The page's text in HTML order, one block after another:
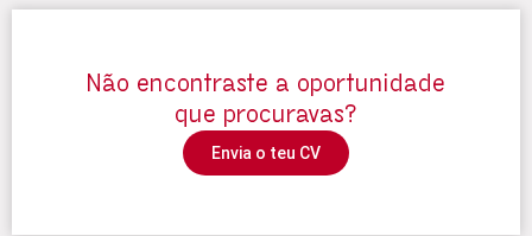
Não encontraste a oportunidade
que procuravas?
Envia o teu CV